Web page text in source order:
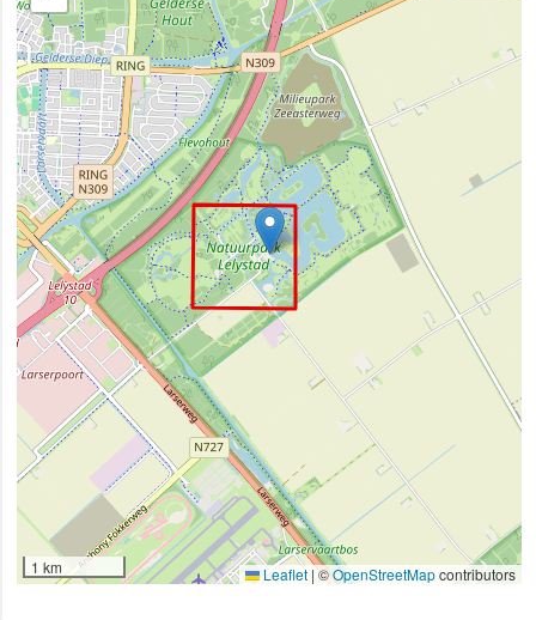
1 km Leaflet |©OpenStreetMapcontributors